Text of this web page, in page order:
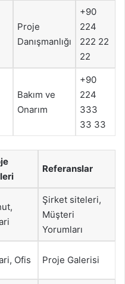
Proje
Danışmanlığı
+90
224
222 22
22
Bakım ve
Onarım
+90
224
333
33 33
Referanslar
Şirket siteleri,
Müşteri
Yorumları
Ofis Proje Galerisi